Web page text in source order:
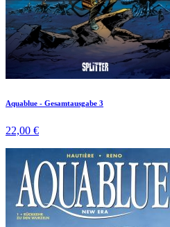
Aquablue - Gesamtausgabe 3
22,00 €